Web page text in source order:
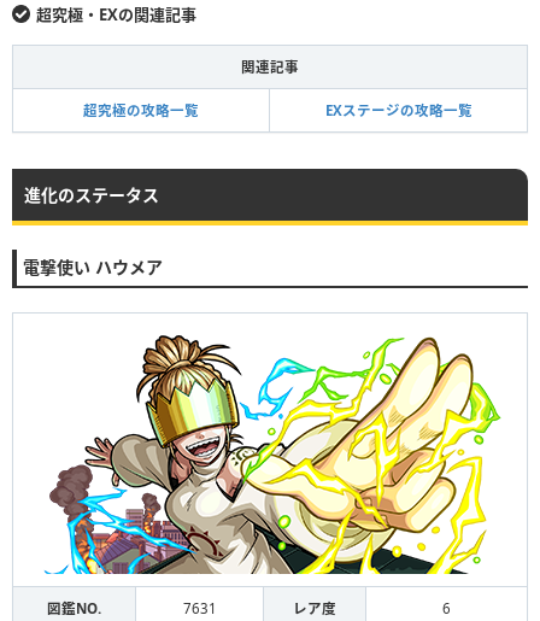
超究極・EXの関連記事
関連記事
超究極の攻略一覧 EXステージの攻略一覧
進化のステータス
電撃使い ハウメア
図鑑NO. 7631 レア度 6